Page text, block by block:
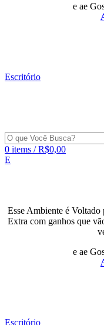
e ae
Escritório
0 items / R$0,00
E
Esse Ambiente é Voltado
Extra com ganhos que
e ae
Escritório